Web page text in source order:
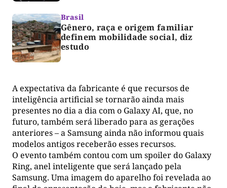
Brasil
Gênero, raça e origem familiar
definem mobilidade social, diz
estudo
A expectativa da fabricante é que recursos de
inteligência artificial se tornarão ainda mais
presentes no dia a dia com o Galaxy AI, que, no
futuro, também será liberado para as gerações
anteriores – a Samsung ainda não informou quais
modelos antigos receberão esses recursos.
O evento também contou com um spoiler do Galaxy
Ring, anel inteligente que será lançado pela
Samsung. Uma imagem do aparelho foi revelada ao